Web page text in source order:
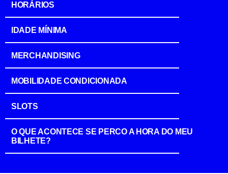
HORÁRIOS
IDADE MÍNIMA
MERCHANDISING
MOBILIDADE CONDICIONADA
SLOTS
O QUE ACONTECE SE PERCO A HORA DO MEU
BILHETE?